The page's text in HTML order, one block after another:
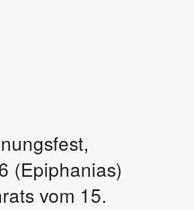
(Epiphanias)
vom 15.